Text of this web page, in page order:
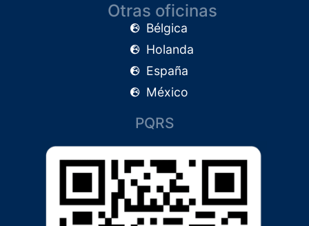
Otras oficinas
Bélgica
Holanda
España
México
PQRS